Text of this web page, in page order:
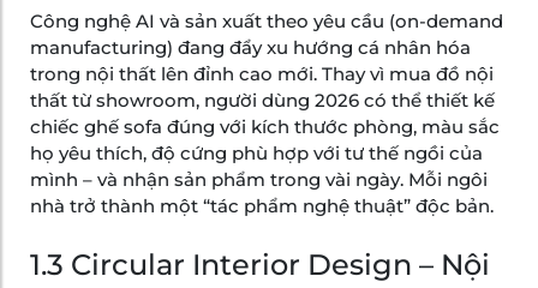
Công nghệ AI và sản xuất theo yêu cầu (on-demand
manufacturing) đang đẩy xu hướng cá nhân hóa
trong nội thất lên đỉnh cao mới. Thay vì mua đồ nội
thất từ showroom, người dùng 2026 có thể thiết kế
chiếc ghế sofa đúng với kích thước phòng, màu sắc
họ yêu thích, độ cứng phù hợp với tư thế ngồi của
mình – và nhận sản phẩm trong vài ngày. Mỗi ngôi
nhà trở thành một “tác phẩm nghệ thuật” độc bản.
1.3 Circular Interior Design – Nội